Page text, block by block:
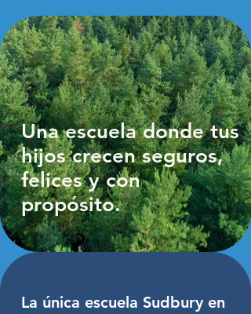
Una escuela donde tus
hijos crecen seguros,
felicesy con
propósito.
La única escuela Sudbury en